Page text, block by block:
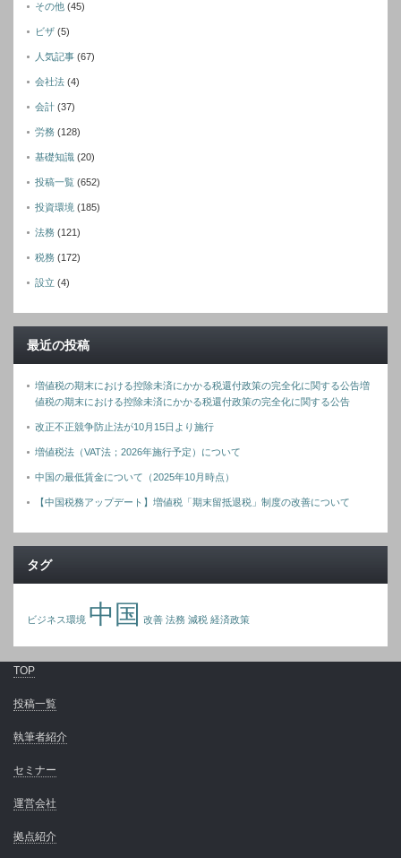
その他 (45)
ビザ (5)
人気記事 (67)
会社法 (4)
会計 (37)
労務 (128)
基礎知識 (20)
投稿一覧 (652)
投資環境 (185)
法務 (121)
税務 (172)
設立 (4)
最近の投稿
増値税の期末における控除未済にかかる税還付政策の完全化に関する公告増
値税の期末における控除未済にかかる税還付政策の完全化に関する公告
改正不正競争防止法が10月15日より施行
増値税法（VAT法；2026年施行予定）について
中国の最低賃金について（2025年10月時点）
【中国税務アップデート】増値税「期末留抵退税」制度の改善について
タグ
ビジネス環境 中国 改善 法務 減税 経済政策
TOP
投稿一覧
執筆者紹介
セミナー
運営会社
拠点紹介